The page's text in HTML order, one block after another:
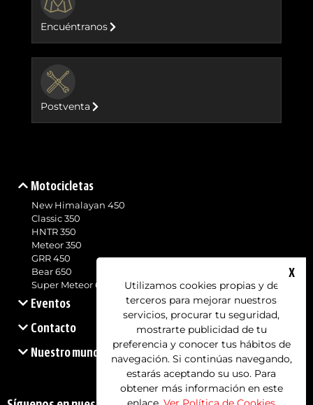
Encuéntranos
Postventa
Motocicletas
New Himalayan 450
Classic 350
HNTR 350
Meteor 350
GRR 450
Bear 650
Super Meteor 650
Eventos
Contacto
Nuestro mundo
X
Utilizamos cookies propias y de
terceros para mejorar nuestros
servicios, procurar tu seguridad,
mostrarte publicidad de tu
preferencia y conocer tus hábitos de
navegación. Si continúas navegando,
estarás aceptando su uso. Para
obtener más información en este